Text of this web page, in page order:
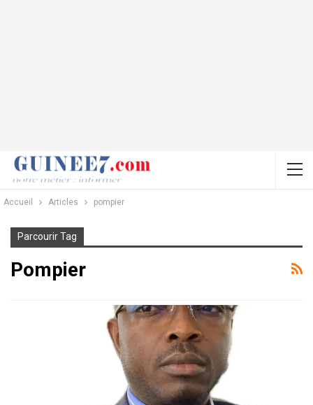
Accueil Articles pompier
Parcourir Tag
Pompier